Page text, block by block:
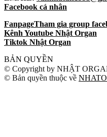
Facebook cá nhân
FanpageTham gia group
Kênh Youtube Nhật Organ
Tiktok Nhật Organ
BẢN QUYỀN
© Copyright by NHẬT
© Bản quyền thuộc về